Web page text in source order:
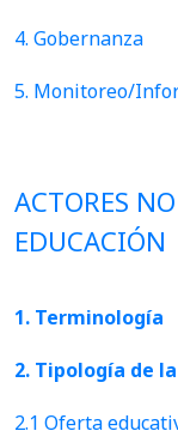
4. Gobernanza
5. Monitoreo/
ACTORES
EDUCACIÓN
1. Terminología
2. Tipología de
2.1 Oferta